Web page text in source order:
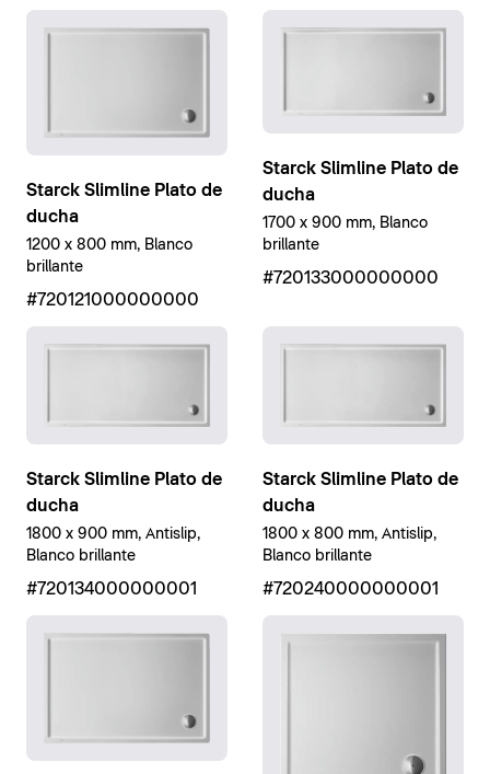
Starck Slimline Plato de
ducha
1200 x 800 mm, Blanco
brillante
#720121000000000
Starck Slimline Plato de
ducha
1700 x 900 mm, Blanco
brillante
#720133000000000
Starck Slimline Plato de
ducha
1800 x 900 mm, Antislip,
Blanco brillante
#720134000000001
Starck Slimline Plato de
ducha
1800 x 800 mm, Antislip,
Blanco brillante
#720240000000001